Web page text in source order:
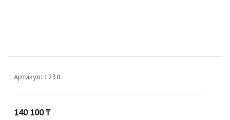
Артикул: 1230
140 100₸